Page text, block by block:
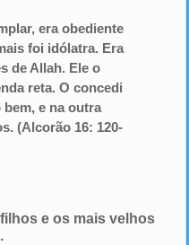
era obediente
foi idólatra. Era
de Allah. Ele o
reta. O concedi
e na outra
(Alcorão 16: 120-
e os mais velhos